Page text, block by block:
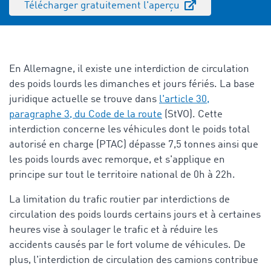
Télécharger gratuitement l'aperçu
En Allemagne, il existe une interdiction de circulation
des poids lourds les dimanches et jours fériés. La base
juridique actuelle se trouve dans l'article 30,
paragraphe 3, du Code de la route (StVO). Cette
interdiction concerne les véhicules dont le poids total
autorisé en charge (
PTAC ) dépasse 7,5 tonnes ainsi que
les poids lourds avec remorque, et s'applique en
principe sur tout le territoire national de 0h à 22h.
La limitation du trafic routier par interdictions de
circulation des poids lourds certains jours et à certaines
heures vise à soulager le trafic et à réduire les
accidents causés par le fort volume de véhicules. De
plus, l'interdiction de circulation des camions contribue